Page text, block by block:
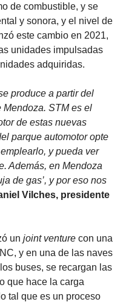
de combustible, y se
y sonora, y el nivel de
este cambio en 2021,
unidades impulsadas
adquiridas.
produce a partir del
Mendoza. STM es el
de estas nuevas
parque automotor opte
y pueda ver
Además, en Mendoza
de gas’, y por eso nos
Vilches, presidente
un joint venture con una
y en una de las naves
buses, se recargan las
que hace la carga
tal que es un proceso